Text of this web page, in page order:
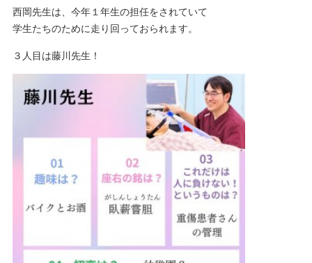
西岡先生は、今年１年生の担任をされていて
学生たちのために走り回っておられます。
３人目は藤川先生！